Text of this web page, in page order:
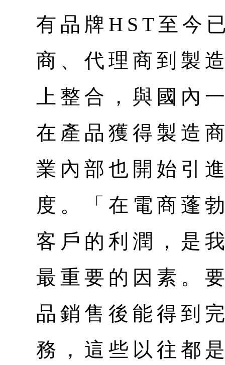
有品牌HST至今
商、代理商到製
上整合，與國內
在產品獲得製造
業內部也開始引
度。「在電商蓬
客戶的利潤，是
最重要的因素。
品銷售後能得到
務，這些以往都